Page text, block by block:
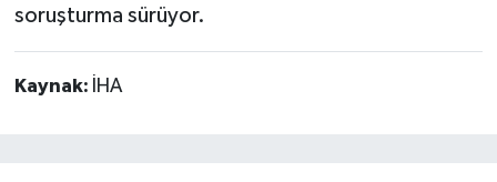
soruşturma sürüyor.
Kaynak: İHA